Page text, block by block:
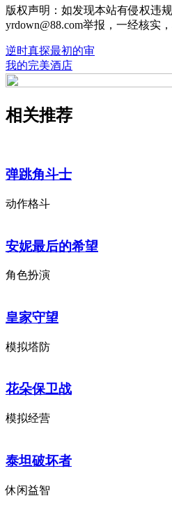
版权声明：如发现本站有侵权违
yrdown@88.com举报，一经核实
逆时真探最初的审
我的完美酒店
相关推荐
弹跳角斗士
动作格斗
安妮最后的希望
角色扮演
皇家守望
模拟塔防
花朵保卫战
模拟经营
泰坦破坏者
休闲益智